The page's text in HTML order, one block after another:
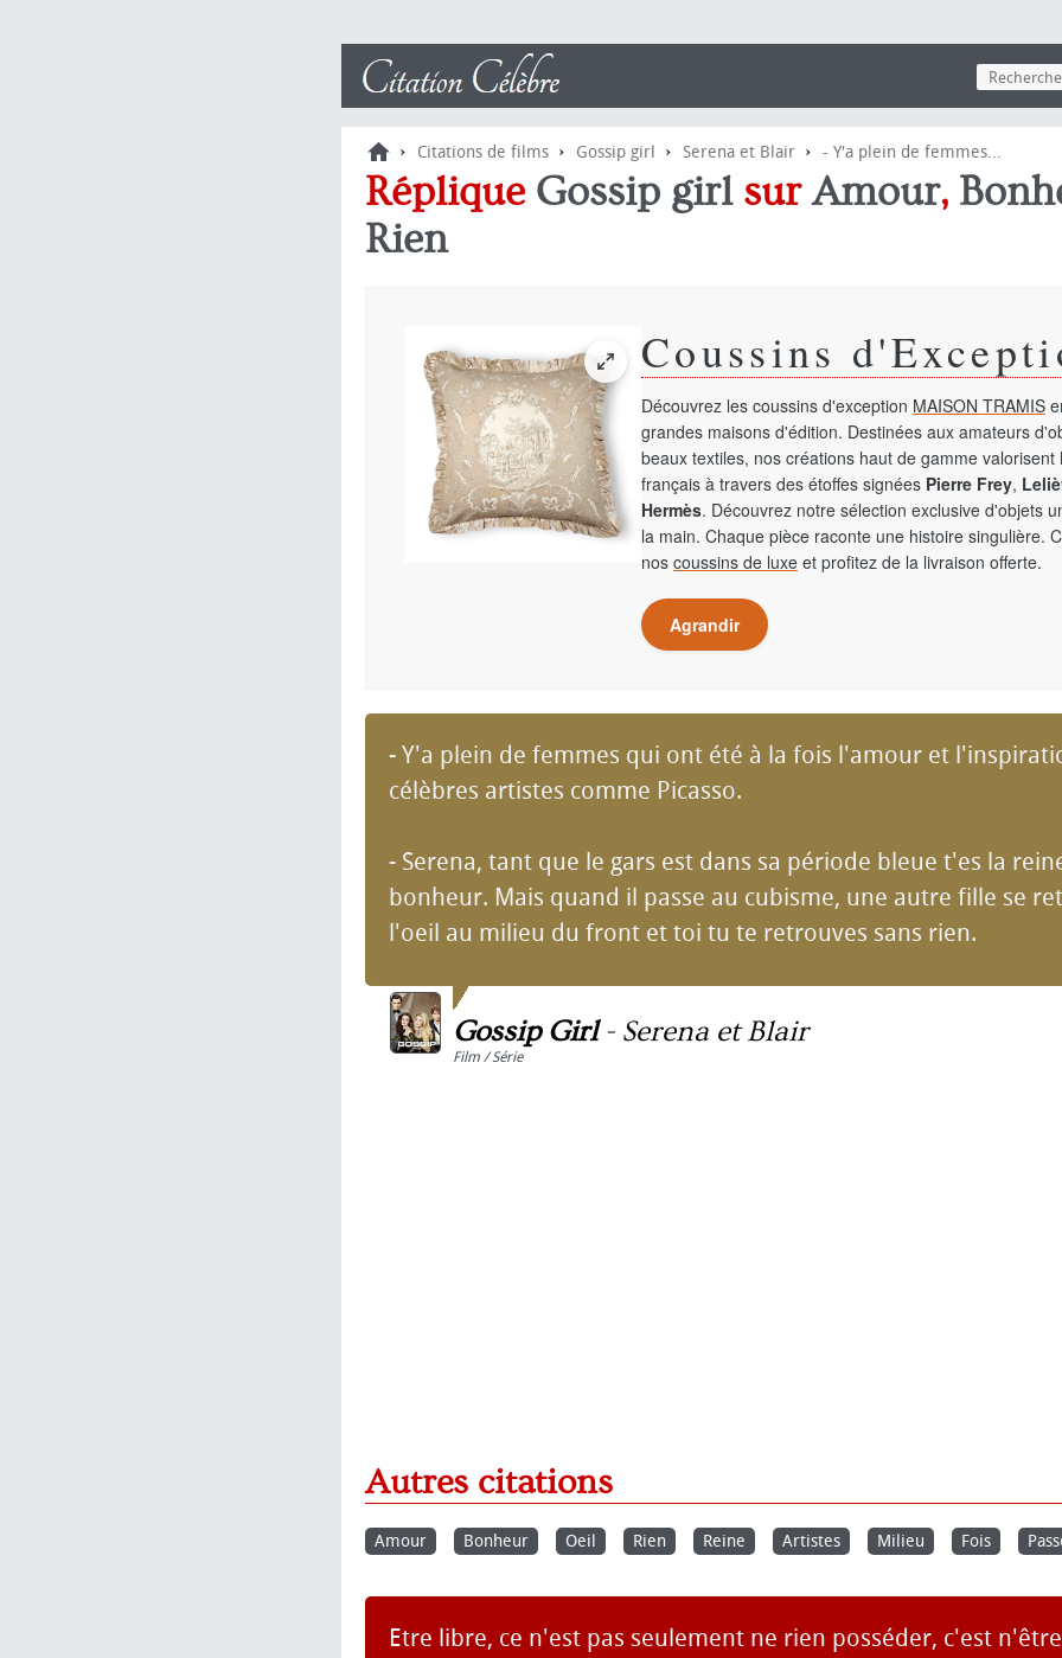
› Citations de films › Gossip girl › Serena et Blair › - Y'a plein de femmes...
Réplique Gossip girlsurAmour,
Rien
Coussins
Découvrez les coussins d'exception MAISON TRAMIS
grandes maisons d'édition. Destinées aux amateurs
beaux textiles, nos créations haut de gamme valorisent
français à travers des étoffes signées Pierre Frey,
Hermès. Découvrez notre sélection exclusive d'objets
la main. Chaque pièce raconte une histoire singulière.
nos coussins de luxe et profitez de la livraison offerte.
Agrandir
- Y'a plein de femmes qui ont été à la fois l'amour et
célèbres artistes comme Picasso.
- Serena, tant que le gars est dans sa période bleue t'es la
bonheur. Mais quand il passe au cubisme, une autre fille se
l'oeil au milieu du front et toi tu te retrouves sans rien.
Gossip Girl- Serena et Blair
Film / Série
Autres citations
Amour Bonheur Oeil Rien Reine Artistes Milieu Fois
Etre libre, ce n'est pas seulement ne rien posséder, c'est